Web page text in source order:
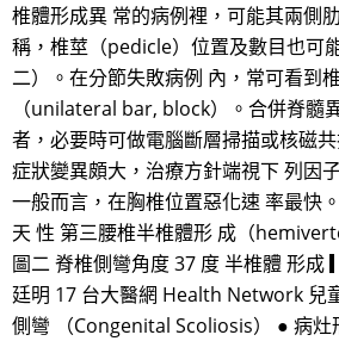
椎體形成異 常的病例裡，可能其兩側
稱，椎莖（pedicle）位置及數目也可
二）。在分節失敗病例 內，常可看到
（unilateral bar, block）。合併脊髓
者，必要時可做電腦斷層掃描或核磁
症狀變異頗大，治療方針端視下 列因
一般而言，在胸椎位置惡化速 率最快
天 性 第三腰椎半椎體形 成（
圖二 脊椎側彎角度 37 度 半椎體 形成
廷明 17 台大醫網 Health Network 兒
側彎 （Congenital Scoliosis） ● 病灶